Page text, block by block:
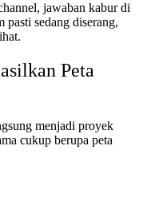
jawaban kabur di
pasti sedang diserang,
Peta
menjadi proyek
cukup berupa peta